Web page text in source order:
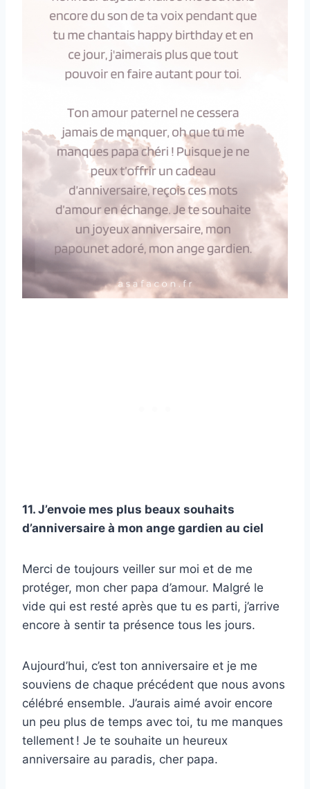
11. J’envoie mes plus beaux souhaits
d’anniversaire à mon ange gardien au ciel
Merci de toujours veiller sur moi et de me
protéger, mon cher papa d’amour. Malgré le
vide qui est resté après que tu es parti, j’arrive
encore à sentir ta présence tous les jours.
Aujourd’hui, c’est ton anniversaire et je me
souviens de chaque précédent que nous avons
célébré ensemble. J’aurais aimé avoir encore
un peu plus de temps avec toi, tu me manques
tellement ! Je te souhaite un heureux
anniversaire au paradis, cher papa.